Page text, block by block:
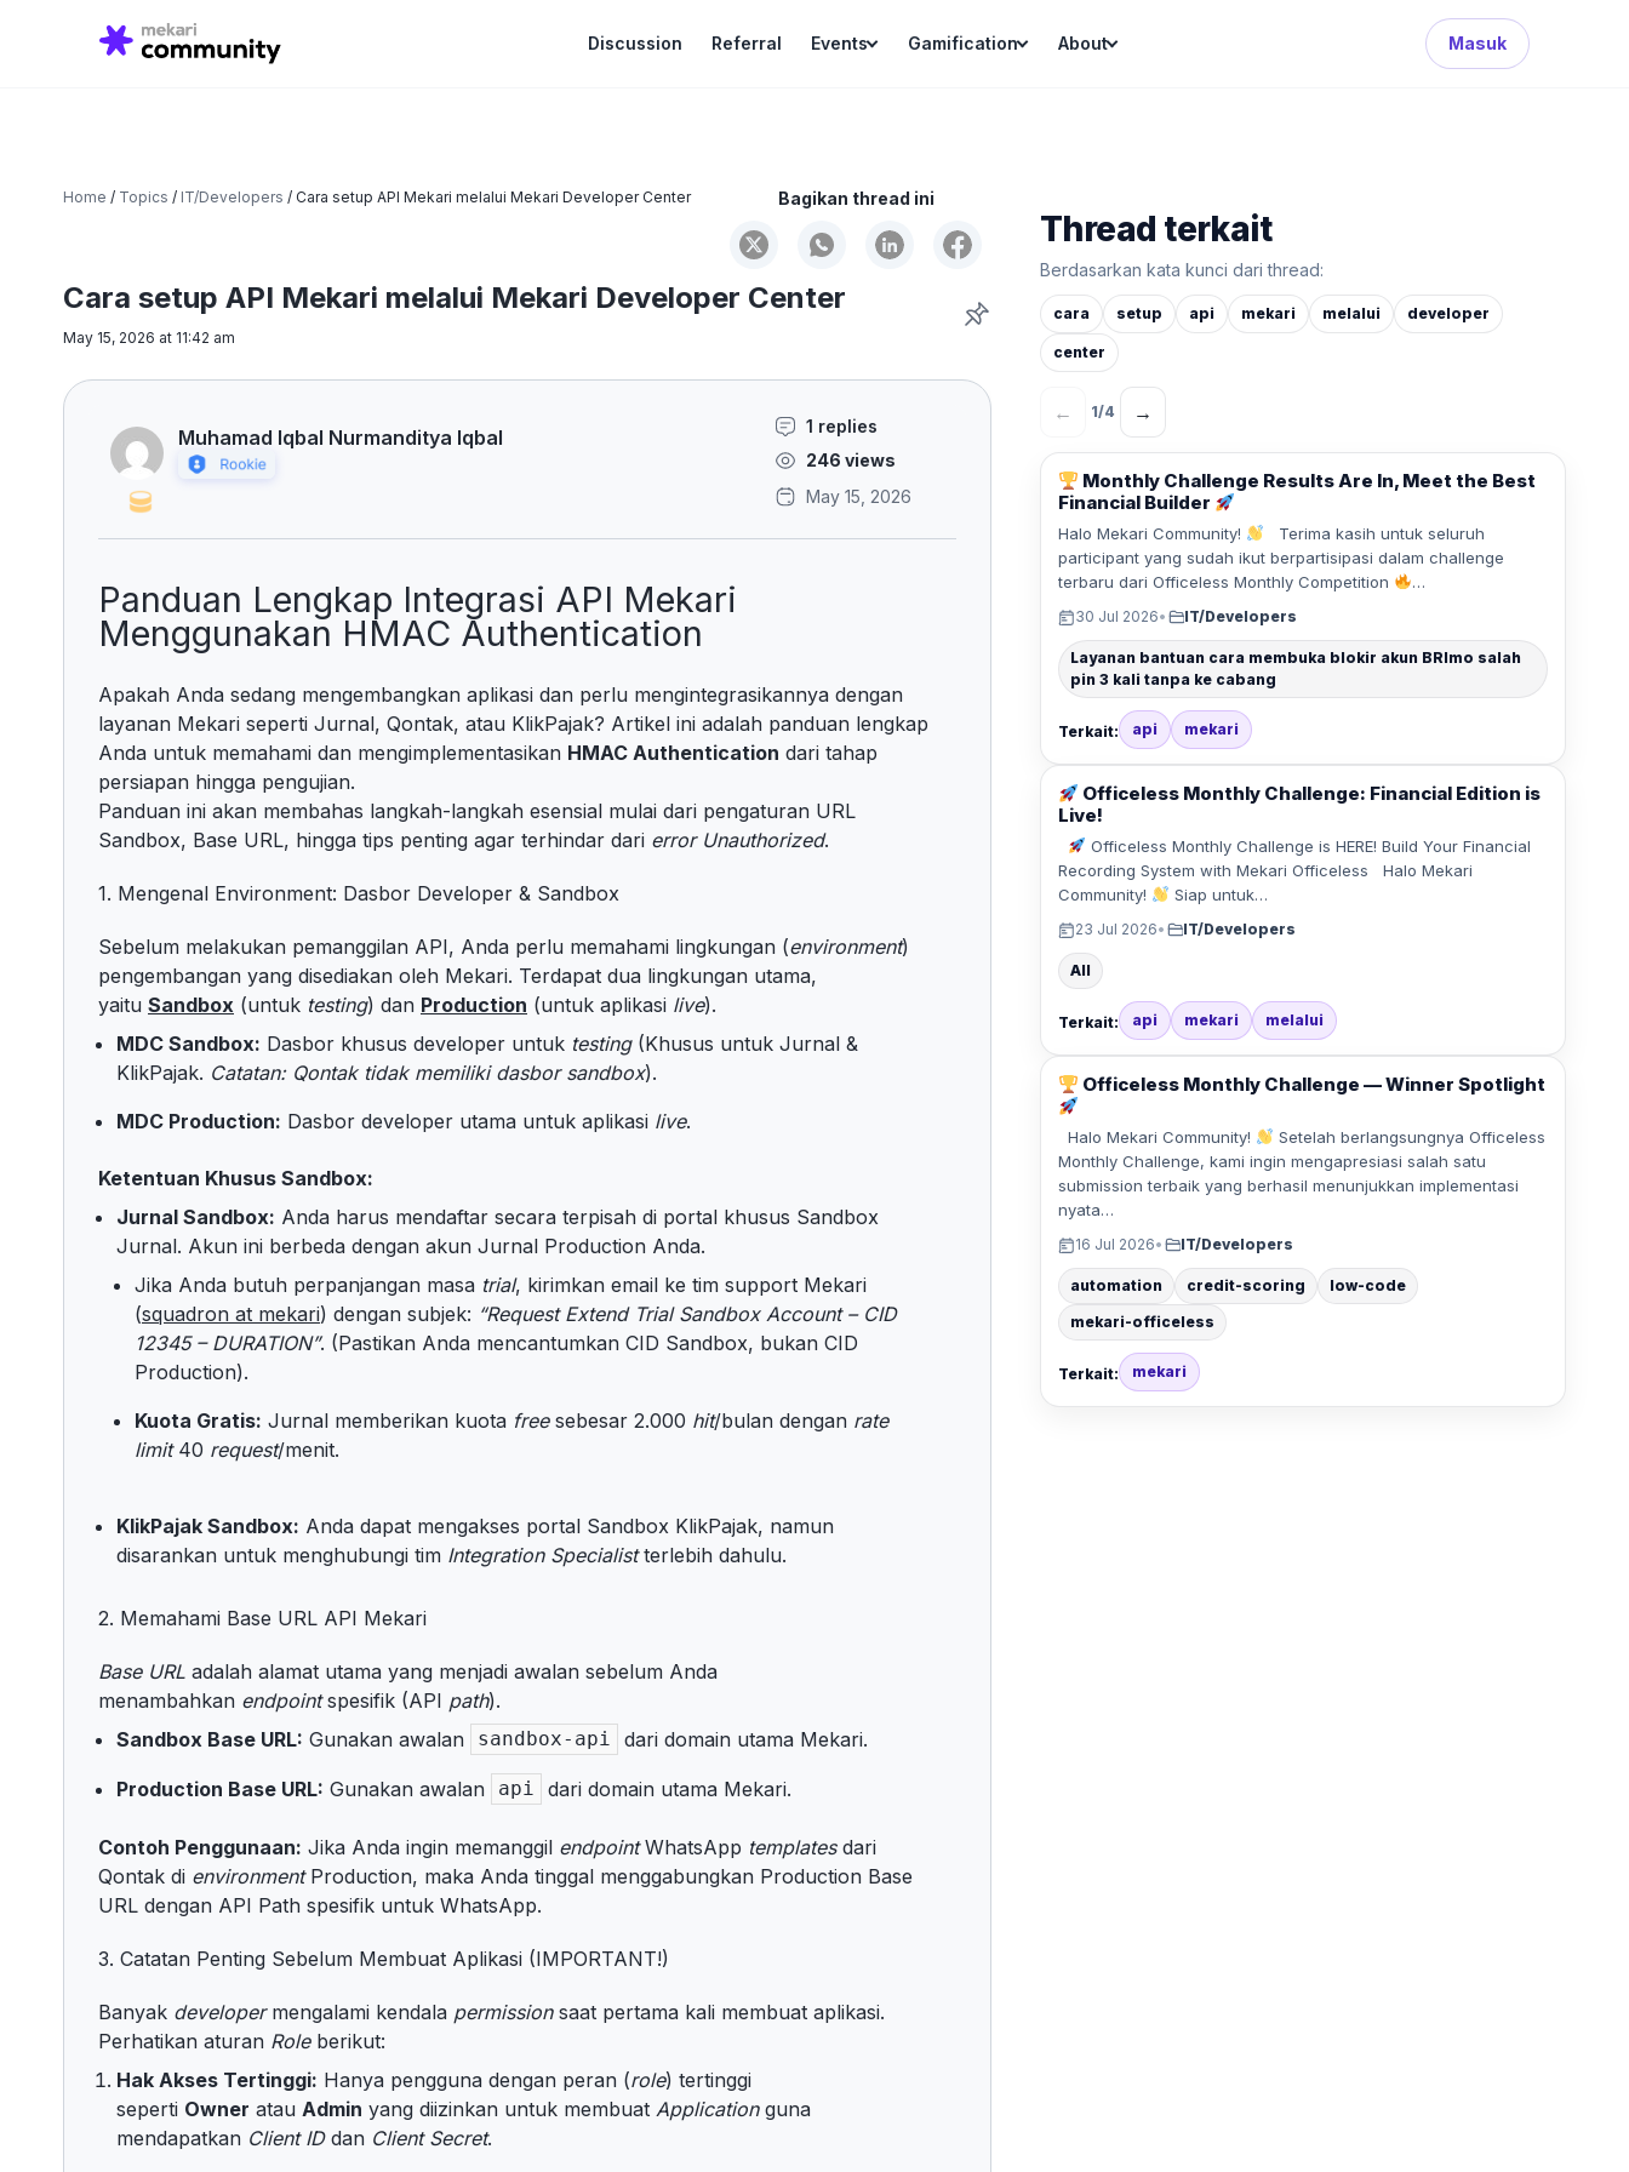
Discussion Referral Events Gamification About Masuk
for:
Search Button
Home / Topics / IT/Developers / Cara setup API Mekari melalui Mekari Developer Center Bagikan thread ini
Cara setup API Mekari melalui Mekari Developer Center
May 15, 2026 at 11:42 am
Muhamad Iqbal Nurmanditya Iqbal
1 replies
246 views
May 15, 2026
Panduan Lengkap Integrasi API Mekari
Menggunakan HMAC Authentication
Apakah Anda sedang mengembangkan aplikasi dan perlu mengintegrasikannya dengan
layanan Mekari seperti Jurnal, Qontak, atau KlikPajak? Artikel ini adalah panduan lengkap
Anda untuk memahami dan mengimplementasikan HMAC Authentication dari tahap
persiapan hingga pengujian.
Panduan ini akan membahas langkah-langkah esensial mulai dari pengaturan URL
Sandbox, Base URL, hingga tips penting agar terhindar dari error Unauthorized.
1. Mengenal Environment: Dasbor Developer & Sandbox
Sebelum melakukan pemanggilan API, Anda perlu memahami lingkungan (environment)
pengembangan yang disediakan oleh Mekari. Terdapat dua lingkungan utama,
yaitu Sandbox (untuk testing) dan Production (untuk aplikasi live).
MDC Sandbox: Dasbor khusus developer untuk testing(Khusus untuk Jurnal &
KlikPajak. Catatan: Qontak tidak memiliki dasbor sandbox).
MDC Production: Dasbor developer utama untuk aplikasi live.
Ketentuan Khusus Sandbox:
Jurnal Sandbox: Anda harus mendaftar secara terpisah di portal khusus Sandbox
Jurnal. Akun ini berbeda dengan akun Jurnal Production Anda.
Jika Anda butuh perpanjangan masa trial, kirimkan email ke tim support Mekari
(squadron at mekari) dengan subjek: “Request Extend Trial Sandbox Account – CID
12345 – DURATION”. (Pastikan Anda mencantumkan CID Sandbox, bukan CID
Production).
Kuota Gratis: Jurnal memberikan kuota freesebesar 2.000 hit/bulan dengan rate
limit40 request/menit.
KlikPajak Sandbox: Anda dapat mengakses portal Sandbox KlikPajak, namun
disarankan untuk menghubungi tim Integration Specialistterlebih dahulu.
2. Memahami Base URL API Mekari
Base URL adalah alamat utama yang menjadi awalan sebelum Anda
menambahkan endpointspesifik (API path).
Sandbox Base URL: Gunakan awalan sandbox-api dari domain utama Mekari.
Production Base URL: Gunakan awalan api dari domain utama Mekari.
Contoh Penggunaan: Jika Anda ingin memanggil endpointWhatsApp templatesdari
Qontak di environmentProduction, maka Anda tinggal menggabungkan Production Base
URL dengan API Path spesifik untuk WhatsApp.
3. Catatan Penting Sebelum Membuat Aplikasi (IMPORTANT!)
Banyak developermengalami kendala permissionsaat pertama kali membuat aplikasi.
Perhatikan aturan Roleberikut:
Hak Akses Tertinggi: Hanya pengguna dengan peran (role) tertinggi
seperti Owner atau Admin yang diizinkan untuk membuat Applicationguna
mendapatkan Client IDdan Client Secret.
Thread terkait
Berdasarkan kata kunci dari thread:
cara setup api mekari melalui developer
center
← 1/4 →
Monthly Challenge Results Are In, Meet the Best
Financial Builder
Halo Mekari Community!
Terima kasih untuk seluruh
participant yang sudah ikut berpartisipasi dalam challenge
terbaru dari Officeless Monthly Competition
…
30 Jul 2026• IT/Developers
Layanan bantuan cara membuka blokir akun BRImo salah
pin 3 kali tanpa ke cabang
Terkait: api mekari
Officeless Monthly Challenge: Financial Edition is
Live!
Officeless Monthly Challenge is HERE! Build Your Financial
Recording System with Mekari Officeless Halo Mekari
Community!
Siap untuk…
23 Jul 2026• IT/Developers
All
Terkait: api mekari melalui
Officeless Monthly Challenge — Winner Spotlight
Halo Mekari Community!
Setelah berlangsungnya Officeless
Monthly Challenge, kami ingin mengapresiasi salah satu
submission terbaik yang berhasil menunjukkan implementasi
nyata…
16 Jul 2026• IT/Developers
automation credit-scoring
low-code
mekari-officeless
Terkait: mekari